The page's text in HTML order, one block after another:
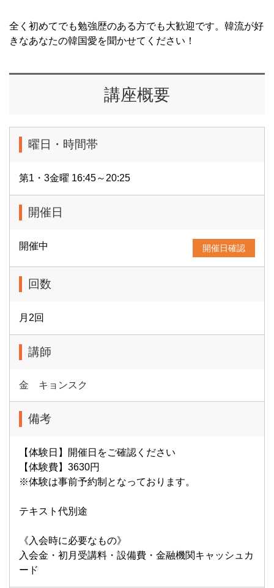
全く初めてでも勉強歴のある方でも大歓迎です。韓流が好
きなあなたの韓国愛を聞かせてください！
講座概要
曜日・時間帯
第1・3金曜 16:45～20:25
開催日
開催中 開催日確認
回数
月2回
講師
金 キョンスク
備考
【体験日】開催日をご確認ください
【体験費】3630円
※体験は事前予約制となっております。
テキスト代別途
《入会時に必要なもの》
入会金・初月受講料・設備費・金融機関キャッシュカ
ード